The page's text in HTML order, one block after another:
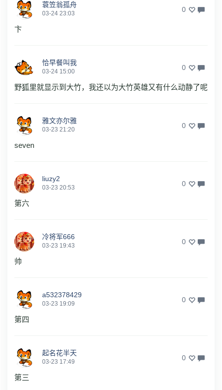
蓑笠翁孤舟
03-24 23:03 0
卞
恰早餐叫我
03-24 15:00 0
野狐里就显示到大竹，我还以为大竹英雄又有什么动静了呢
雅文亦尔雅
03-23 21:20 0
seven
liuzy2
03-23 20:53 0
第六
冷将军666
03-23 19:43 0
帅
a532378429
03-23 19:09 0
第四
起名花半天
03-23 17:49 0
第三